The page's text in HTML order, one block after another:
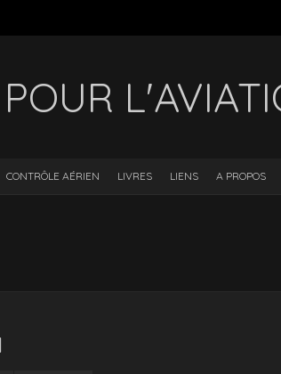
CONTRÔLE AÉRIEN LIVRES LIENS A PROPOS